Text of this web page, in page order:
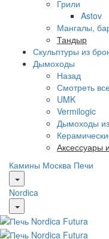
Грили
Astov
Мангалы,
Тандыр
Скульптуры из
Дымоходы
Назад
Смотреть
UMK
Vermilogic
Дымоходы
Аксессуары
Камины Москва Печи
Nordica